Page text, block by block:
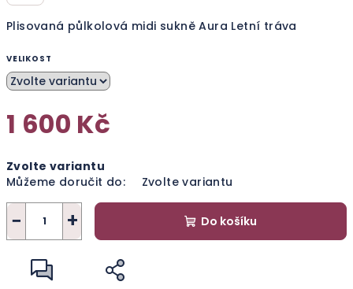
Plisovaná půlkolová midi sukně Aura Letní tráva
VELIKOST
1 600 Kč
cena:
Zvolte variantu
Můžeme doručit do:
Zvolte variantu
+
− Do košíku